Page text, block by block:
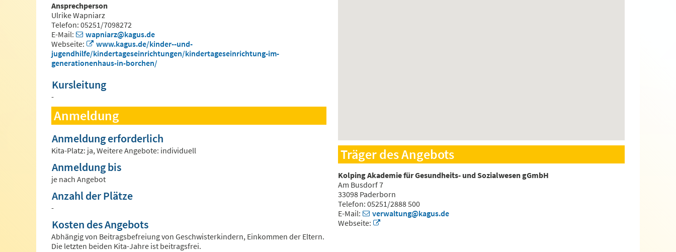
Ansprechperson
Ulrike Wapniarz
Telefon: 05251/7098272
E-Mail:
wapniarz@kagus.de
Webseite:
www.kagus.de/kinder--und-
jugendhilfe/kindertageseinrichtungen/kindertageseinrichtung-im-
generationenhaus-in-borchen/
Kursleitung
-
Anmeldung
Anmeldung erforderlich
Kita-Platz: ja, Weitere Angebote: individuell
Anmeldung bis
je nach Angebot
Anzahl der Plätze
-
Kosten des Angebots
Abhängig von Beitragsbefreiung von Geschwisterkindern, Einkommen der Eltern.
Die letzten beiden Kita-Jahre ist beitragsfrei.
Träger des Angebots
Kolping Akademie für Gesundheits- und Sozialwesen gGmbH
Am Busdorf 7
33098 Paderborn
Telefon: 05251/2888 500
E-Mail:
verwaltung@kagus.de
Webseite: